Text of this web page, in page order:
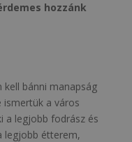
hozzánk
bánni manapság
ismertük a város
a legjobb fodrász és
legjobb étterem,